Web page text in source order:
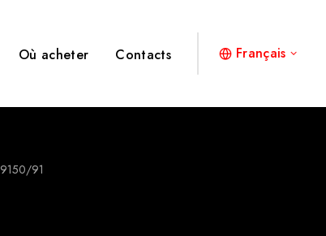
Où acheter Contacts Français
9150/91